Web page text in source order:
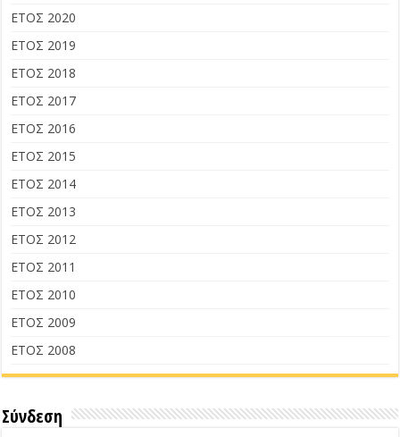
ΕΤΟΣ 2020
ΕΤΟΣ 2019
ΕΤΟΣ 2018
ΕΤΟΣ 2017
ΕΤΟΣ 2016
ΕΤΟΣ 2015
ΕΤΟΣ 2014
ΕΤΟΣ 2013
ΕΤΟΣ 2012
ΕΤΟΣ 2011
ΕΤΟΣ 2010
ΕΤΟΣ 2009
ΕΤΟΣ 2008
Σύνδεση